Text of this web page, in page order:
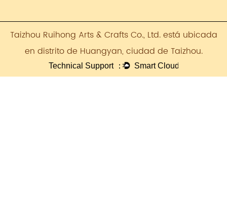
Taizhou Ruihong Arts & Crafts Co., Ltd. está ubicada
en distrito de Huangyan, ciudad de Taizhou.